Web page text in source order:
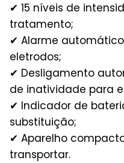
✔ 15 níveis de
tratamento;
✔ Alarme
eletrodos;
✔ Desligamento
de inatividade para
✔ Indicador de
substituição;
✔ Aparelho
transportar.